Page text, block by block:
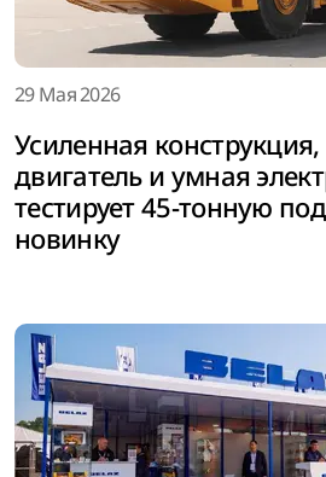
29 Мая 2026
Усиленная
двигатель и умная
тестирует 45-тонную
новинку